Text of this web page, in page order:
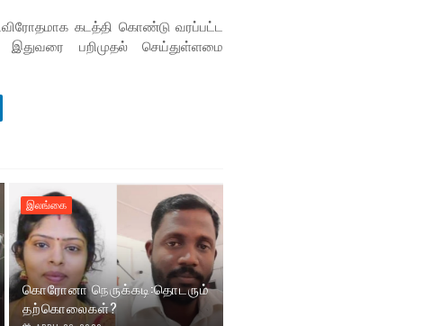
கடத்தி கொண்டு வரப்பட்ட
பறிமுதல் செய்துள்ளமை
இலங்கை
கொரோனா நெருக்கடி:தொடரும்
தற்கொலைகள்?